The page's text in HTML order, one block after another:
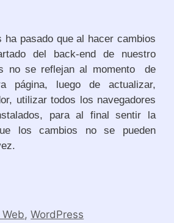
ha pasado que al hacer cambios
del back-end de nuestro
no se reflejan al momento de
página, luego de actualizar,
utilizar todos los navegadores
para al final sentir la
los cambios no se pueden
,WordPress